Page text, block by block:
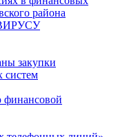
района
закупки
систем